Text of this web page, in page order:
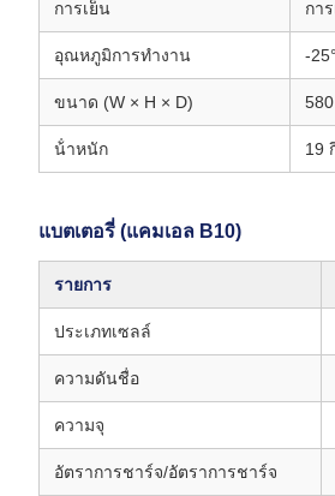
การเย็น กา
อุณหภูมิการทํางาน -
ขนาด (W × H × D)
น้ําหนัก 19
แบตเตอรี่ (แคมเอล B10)
รายการ
ประเภทเซลล์
ความดันชื่อ
ความจุ
อัตราการชาร์จ/อัตราการชาร์จ